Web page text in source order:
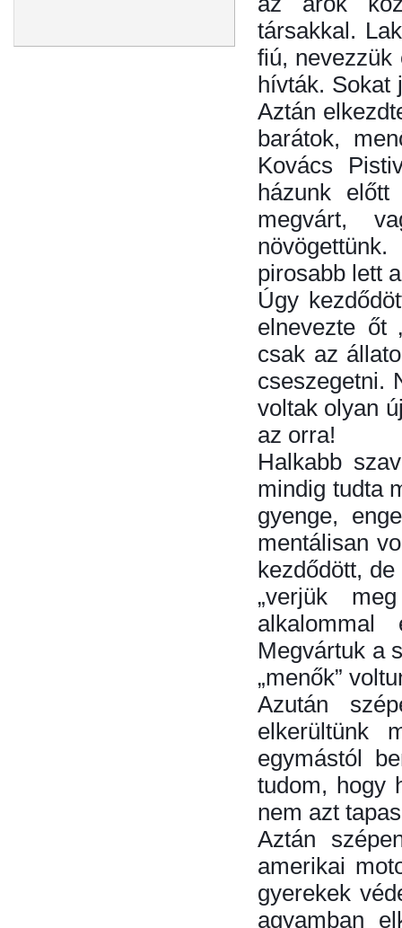
társakkal.
fiú, nevezzük
hívták. Sokat
Aztán
barátok,
Kovács
házunk
megvárt,
pirosabb lett
Úgy
elnevezte őt
csak az
cseszegetni.
voltak olyan
az orra!
Halkabb
mindig tudta
gyenge,
mentálisan
kezdődött,
„verjük
Megvártuk a
„menők”
Azután
elkerültünk
egymástól
tudom, hogy
nem azt
Aztán
amerikai
gyerekek
agyamban